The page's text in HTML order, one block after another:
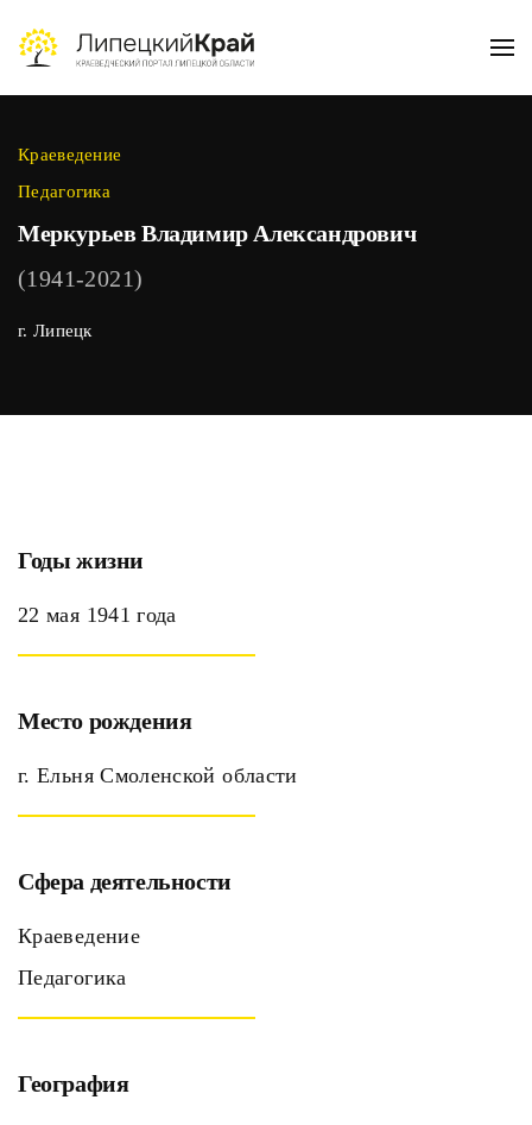
Skip to main content
Краеведение
Педагогика
Меркурьев Владимир Александрович
(1941-2021)
г. Липецк
Годы жизни
22 мая 1941 года
Место рождения
г. Ельня Смоленской области
Сфера деятельности
Краеведение
Педагогика
География